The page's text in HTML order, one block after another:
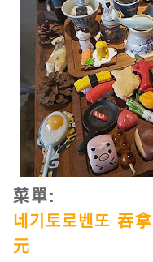
菜單:
네기토로벤또
元